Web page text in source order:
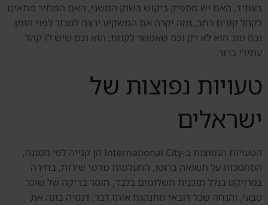
בעתיד, האם יש מספיק ביקוש בשוק המשני, האם המחיר מתאים
לקהל קונים רחב, ומה יקרה אם המשקיע ירצה למכור לפני הזמן.
נכס טוב הוא לא רק נכס שאפשר לקנות; הוא נכס שיש לו קהל
עתידי ברור.
טעויות נפוצות של
ישראלים
הטעויות הנפוצות ב-International City הן קנייה לפי תמונה,
הסתמכות על תשואה ברוטו, התעלמות מדמי שירות, בחירה
בפרויקט בגלל תוכנית תשלומים בלבד, חוסר בדיקה של שוכר
טבעי, והנחה שכל דובאי מתנהגת אותו דבר. דנסיה בונה את